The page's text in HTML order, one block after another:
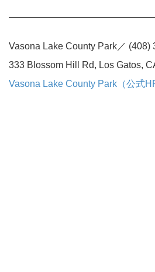
Vasona Lake County Park／ (408)
333 Blossom Hill Rd, Los Gatos,
Vasona Lake County Park（公式